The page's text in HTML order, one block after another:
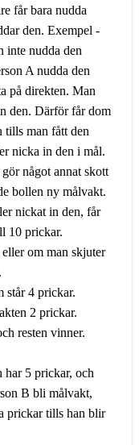
får bara nudda
den. Exempel -
inte nudda den
A nudda den
på direkten. Man
den. Därför får dom
tills man fått den
nicka in den i mål.
något annat skott
bollen ny målvakt.
nickat in den, får
10 prickar.
om man skjuter
står 4 prickar.
2 prickar.
resten vinner.
har 5 prickar, och
B bli målvakt,
prickar tills han blir